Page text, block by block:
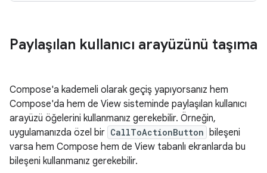
Paylaşılan kullanıcı arayüzünü taşıma
Compose'a kademeli olarak geçiş yapıyorsanız hem
Compose'da hem de View sisteminde paylaşılan kullanıcı
arayüzü öğelerini kullanmanız gerekebilir. Örneğin,
uygulamanızda özel bir CallToActionButton bileşeni
varsa hem Compose hem de View tabanlı ekranlarda bu
bileşeni kullanmanız gerekebilir.